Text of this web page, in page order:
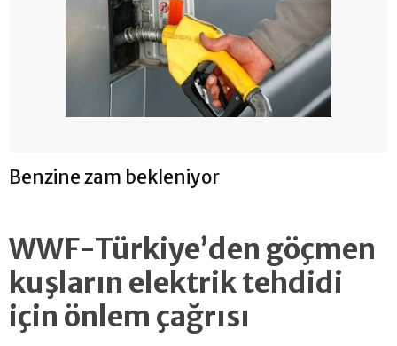
Benzine zam bekleniyor
WWF-Türkiye’den göçmen
kuşların elektrik tehdidi
için önlem çağrısı